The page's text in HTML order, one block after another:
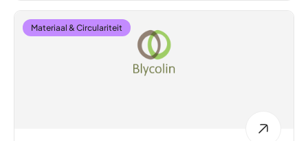
Materiaal & Circulariteit